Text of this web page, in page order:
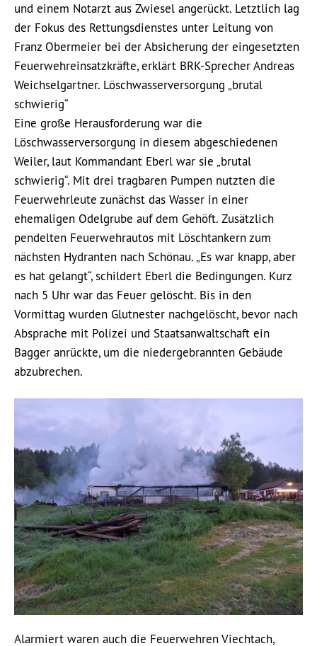
und einem Notarzt aus Zwiesel angerückt. Letztlich lag
der Fokus des Rettungsdienstes unter Leitung von
Franz Obermeier bei der Absicherung der eingesetzten
Feuerwehreinsatzkräfte, erklärt BRK-Sprecher Andreas
Weichselgartner. Löschwasserversorgung „brutal
schwierig“
Eine große Herausforderung war die
Löschwasserversorgung in diesem abgeschiedenen
Weiler, laut Kommandant Eberl war sie „brutal
schwierig“. Mit drei tragbaren Pumpen nutzten die
Feuerwehrleute zunächst das Wasser in einer
ehemaligen Odelgrube auf dem Gehöft. Zusätzlich
pendelten Feuerwehrautos mit Löschtankern zum
nächsten Hydranten nach Schönau. „Es war knapp, aber
es hat gelangt“, schildert Eberl die Bedingungen. Kurz
nach 5 Uhr war das Feuer gelöscht. Bis in den
Vormittag wurden Glutnester nachgelöscht, bevor nach
Absprache mit Polizei und Staatsanwaltschaft ein
Bagger anrückte, um die niedergebrannten Gebäude
abzubrechen.
Alarmiert waren auch die Feuerwehren Viechtach,